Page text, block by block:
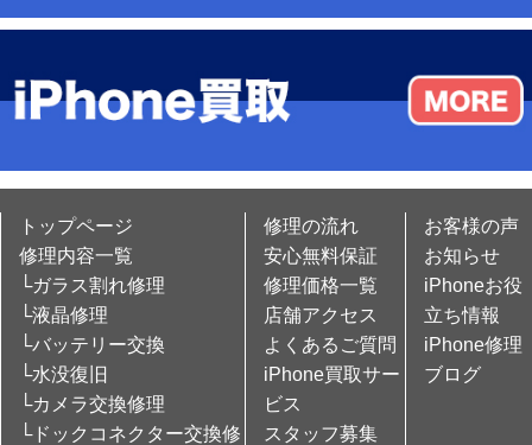
トップページ
修理内容一覧
└ガラス割れ修理
└液晶修理
└バッテリー交換
└水没復旧
└カメラ交換修理
└ドックコネクター交換修
修理の流れ
安心無料保証
修理価格一覧
店舗アクセス
よくあるご質問
iPhone買取サー
ビス
スタッフ募集
お客様の声
お知らせ
iPhoneお役
立ち情報
iPhone修理
ブログ